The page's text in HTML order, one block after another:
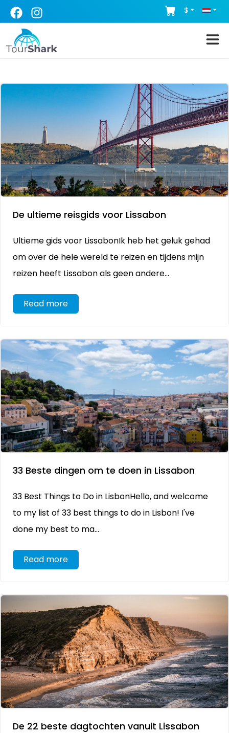
$
De ultieme reisgids voor Lissabon
Ultieme gids voor LissabonIk heb het geluk gehad
om over de hele wereld te reizen en tijdens mijn
reizen heeft Lissabon als geen andere...
Read more
33 Beste dingen om te doen in Lissabon
33 Best Things to Do in LisbonHello, and welcome
to my list of 33 best things to do in Lisbon! I've
done my best to ma...
Read more
De 22 beste dagtochten vanuit Lissabon